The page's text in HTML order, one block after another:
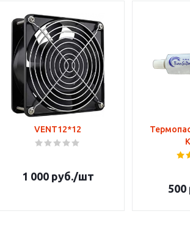
VENT12*12
1 000руб./шт
500